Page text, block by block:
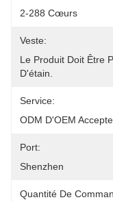
2-288 Cœurs
Veste:
Le Produit Doit Être
D'étain.
Service:
ODM D'OEM
Port:
Shenzhen
Quantité De